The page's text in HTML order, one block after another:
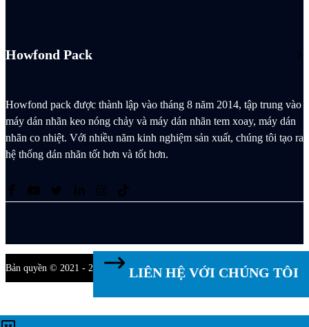
Howfond Pack
Howfond pack được thành lập vào tháng 8 năm 2014, tập trung vào
máy dán nhãn keo nóng chảy và máy dán nhãn tem xoay, máy dán
nhãn co nhiệt. Với nhiều năm kinh nghiệm sản xuất, chúng tôi tạo ra
hệ thống dán nhãn tốt hơn và tốt hơn.
Bản quyền © 2021 - 2027 Singoo. Đã được bảo lưu mọi quyền.
LIÊN HỆ VỚI CHÚNG TÔI